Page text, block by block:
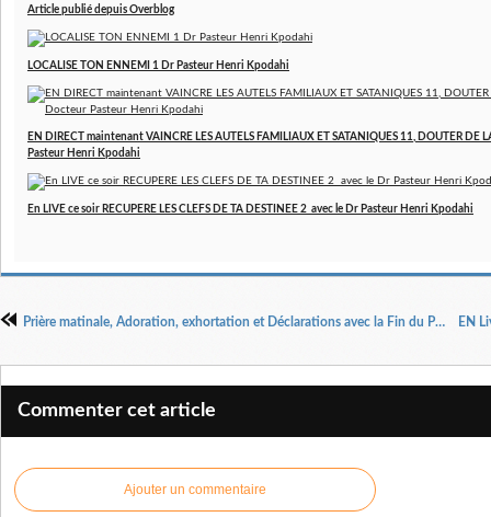
Article publié depuis Overblog
LOCALISE TON ENNEMI 1 Dr Pasteur Henri Kpodahi
EN DIRECT maintenant VAINCRE LES AUTELS FAMILIAUX ET SATANIQUES 11, DOUTER DE
Pasteur Henri Kpodahi
En LIVE ce soir RECUPERE LES CLEFS DE TA DESTINEE 2 avec le Dr Pasteur Henri Kpodahi
Prière matinale, Adoration, exhortation et Déclarations avec la Fin du PSAUME 17 Emission du JEUDI 20 JUIN 2024 , par le Dr Pasteur Henri Kpodahi
Commenter cet article
Ajouter un commentaire